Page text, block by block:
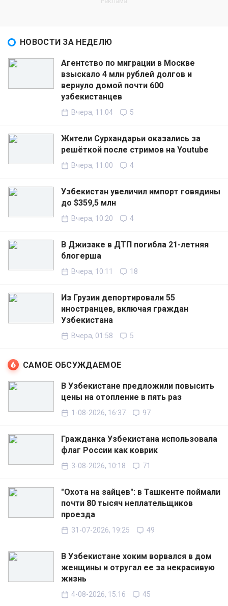
НОВОСТИ ЗА НЕДЕЛЮ
Агентство по миграции в Москве
взыскало 4 млн рублей долгов и
вернуло домой почти 600
узбекистанцев
Вчера, 11:04 5
Жители Сурхандарьи оказались за
решёткой после стримов на Youtube
Вчера, 11:00 4
Узбекистан увеличил импорт говядины
до $359,5 млн
Вчера, 10:20 4
В Джизаке в ДТП погибла 21-летняя
блогерша
Вчера, 10:11 18
Из Грузии депортировали 55
иностранцев, включая граждан
Узбекистана
Вчера, 01:58 5
САМОЕ ОБСУЖДАЕМОЕ
В Узбекистане предложили повысить
цены на отопление в пять раз
1-08-2026, 16:37 97
Гражданка Узбекистана использовала
флаг России как коврик
3-08-2026, 10:18 71
"Охота на зайцев": в Ташкенте поймали
почти 80 тысяч неплательщиков
проезда
31-07-2026, 19:25 49
В Узбекистане хоким ворвался в дом
женщины и отругал ее за некрасивую
жизнь
4-08-2026, 15:16 45